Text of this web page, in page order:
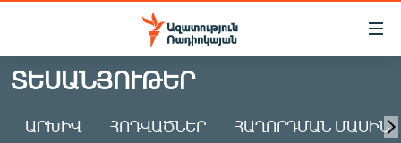
Մատչելիության
Անցնել
հիմնական
Անցնել
ԱԶԱՏՈՒԹՅՈՒՆ TV
ՀԱՅԱՍՏԱՆ
ՏԵՍԱՆՅՈՒԹԵՐ
ԱՐԽԻՎ ՀՈԴՎԱԾՆԵՐ ՀԱՂՈՐԴՄԱՆ ՄԱՍԻՆ